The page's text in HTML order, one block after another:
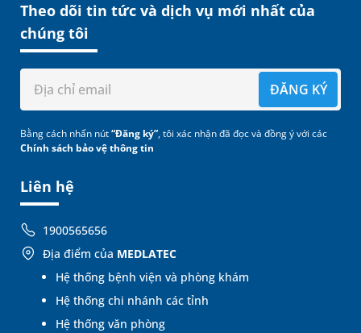
Liên hệ
1900565656
Địa điểm của MEDLATEC
Hệ thống bệnh viện và phòng khám
Hệ thống chi nhánh các tỉnh
Hệ thống văn phòng
Theo dõi tin tức và dịch vụ mới nhất của
chúng tôi
ĐĂNG KÝ
Bằng cách nhấn nút“Đăng ký”, tôi xác nhận đã đọc và đồng ý với các
Chính sách bảo vệ thông tin